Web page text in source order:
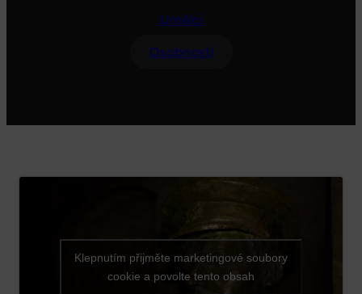
Umělci
Osobnosti
Klepnutím přijměte marketingové soubory
cookie a povolte tento obsah